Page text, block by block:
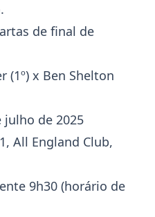
de final de
(1º) x Ben Shelton
julho de 2025
All England Club,
9h30 (horário de